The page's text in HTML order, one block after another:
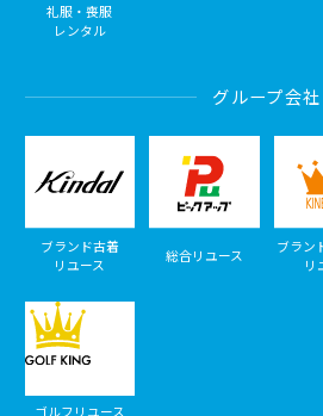
礼服・喪服
レンタル
グループ会社
ブランド古着
リユース
総合リユース
ブラン
リ
ゴルフリユース